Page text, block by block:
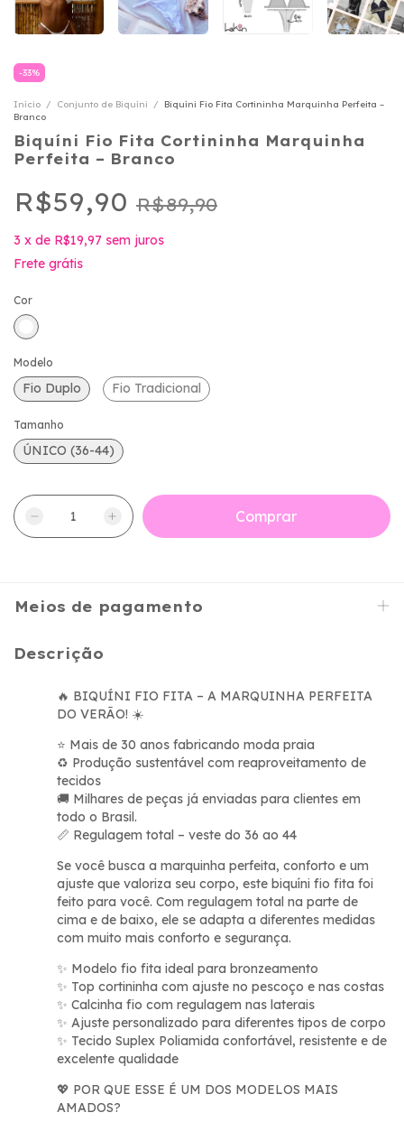
-33%
Início / Conjunto de Biquíni /
Biquíni Fio Fita Cortininha Marquinha Perfeita –
Branco
Biquíni Fio Fita Cortininha Marquinha
Perfeita – Branco
R$59,90 R$89,90
3 x de R$19,97 sem juros
Frete grátis
Cor
Modelo
Fio Duplo Fio Tradicional
Tamanho
ÚNICO (36-44)
Meios de pagamento
Descrição
🔥 BIQUÍNI FIO FITA – A MARQUINHA PERFEITA
DO VERÃO! ☀️
⭐ Mais de 30 anos fabricando moda praia
♻️ Produção sustentável com reaproveitamento de
tecidos
🚚 Milhares de peças já enviadas para clientes em
todo o Brasil.
📏 Regulagem total – veste do 36 ao 44
Se você busca a marquinha perfeita, conforto e um
ajuste que valoriza seu corpo, este biquíni fio fita foi
feito para você. Com regulagem total na parte de
cima e de baixo, ele se adapta a diferentes medidas
com muito mais conforto e segurança.
✨ Modelo fio fita ideal para bronzeamento
✨ Top cortininha com ajuste no pescoço e nas costas
✨ Calcinha fio com regulagem nas laterais
✨ Ajuste personalizado para diferentes tipos de corpo
✨ Tecido Suplex Poliamida confortável, resistente e de
excelente qualidade
💖 POR QUE ESSE É UM DOS MODELOS MAIS
AMADOS?